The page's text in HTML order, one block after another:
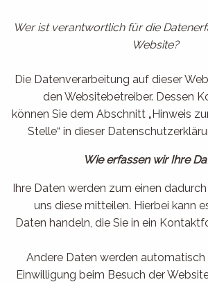
Wer ist verantwortlich für die
Website?
Die Datenverarbeitung auf dieser
den Websitebetreiber. Dessen
können Sie dem Abschnitt „Hinweis
Stelle“ in dieser
Wie erfassen wir Ihre
Ihre Daten werden zum einen
uns diese mitteilen. Hierbei kann
Daten handeln, die Sie in ein
Andere Daten werden automatisch
Einwilligung beim Besuch der